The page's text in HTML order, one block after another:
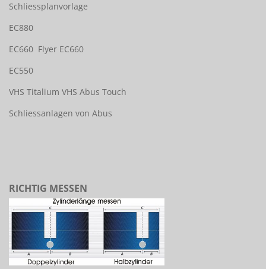
Schliessplanvorlage
EC880
EC660 Flyer EC660
EC550
VHS Titalium VHS Abus Touch
Schliessanlagen von Abus
RICHTIG MESSEN